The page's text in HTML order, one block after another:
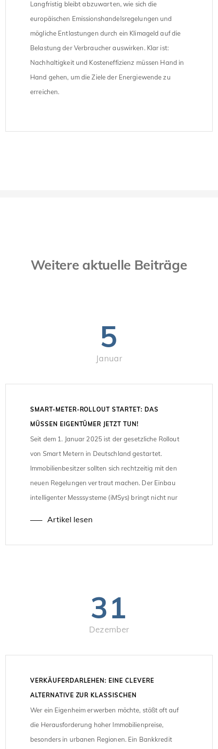
Langfristig bleibt abzuwarten, wie sich die
europäischen Emissionshandelsregelungen und
mögliche Entlastungen durch ein Klimageld auf die
Belastung der Verbraucher auswirken. Klar ist:
Nachhaltigkeit und Kosteneffizienz müssen Hand in
Hand gehen, um die Ziele der Energiewende zu
erreichen.
Weitere aktuelle Beiträge
5
Januar
SMART-METER-ROLLOUT STARTET: DAS
MÜSSEN EIGENTÜMER JETZT TUN!
Seit dem 1. Januar 2025 ist der gesetzliche Rollout
von Smart Metern in Deutschland gestartet.
Immobilienbesitzer sollten sich rechtzeitig mit den
neuen Regelungen vertraut machen. Der Einbau
intelligenter Messsysteme (iMSys) bringt nicht nur
Artikel lesen
31
Dezember
VERKÄUFERDARLEHEN: EINE CLEVERE
ALTERNATIVE ZUR KLASSISCHEN
IMMOBILIENFINANZIERUNG
Wer ein Eigenheim erwerben möchte, stößt oft auf
die Herausforderung hoher Immobilienpreise,
besonders in urbanen Regionen. Ein Bankkredit